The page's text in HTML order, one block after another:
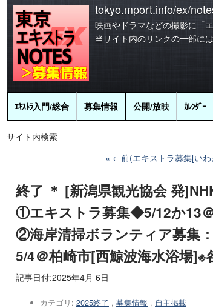
tokyo.mport.info/ex/
映画やドラマなどの撮影に「
当サイト内のリンクの一部に
ｴｷｽﾄﾗ入門/総合 募集情報 公開/放映 ｶﾚﾝﾀﾞｰ
サイト内検索
←前(エキストラ募集[い
終了 ＊ [新潟県観光協会 発
①エキストラ募集◆5/12か13
②海岸清掃ボランティア募集
5/4＠柏崎市[西鯨波海水浴場]※
記事日付:2025年4月 6日
カテゴリ: 2025終了 , 募集情報 , 自主掲載